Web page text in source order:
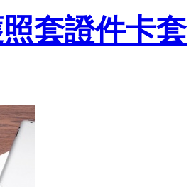
套證件卡套